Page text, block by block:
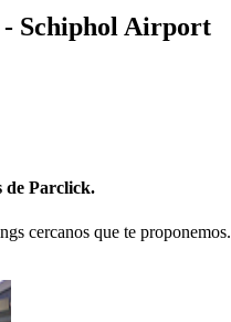
Schiphol Airport
de Parclick.
cercanos que te proponemos.